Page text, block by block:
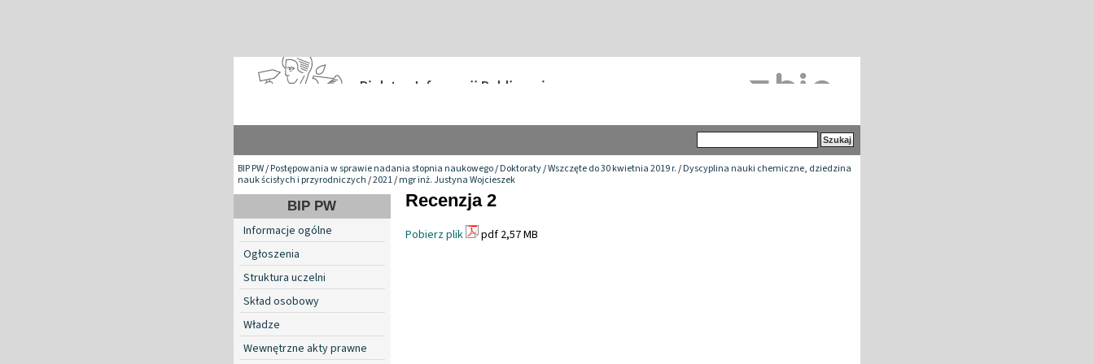
BIP PW/Postępowania w sprawie nadania stopnia naukowego/Doktoraty/Wszczęte do 30 kwietnia 2019 r./Dyscyplina nauki chemiczne, dziedzina
nauk ścisłych i przyrodniczych/2021/mgr inż. Justyna Wojcieszek
BIP PW
Informacje ogólne
Ogłoszenia
Struktura uczelni
Skład osobowy
Władze
Wewnętrzne akty prawne
Recenzja 2
Pobierz plik pdf 2,57 MB